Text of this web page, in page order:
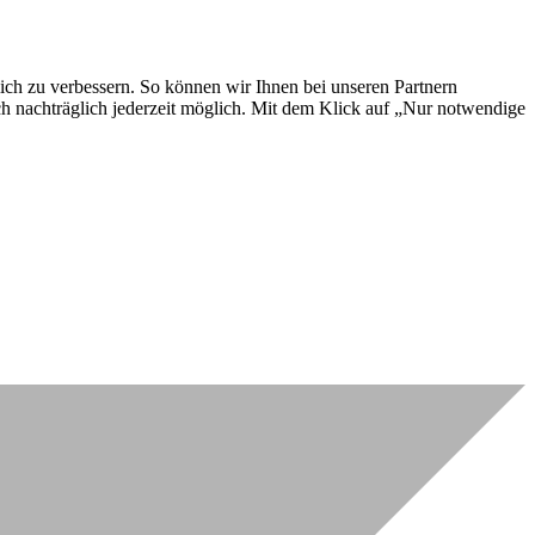
zu verbessern. So können wir Ihnen bei unseren Partnern
nachträglich jederzeit möglich. Mit dem Klick auf „Nur notwendige